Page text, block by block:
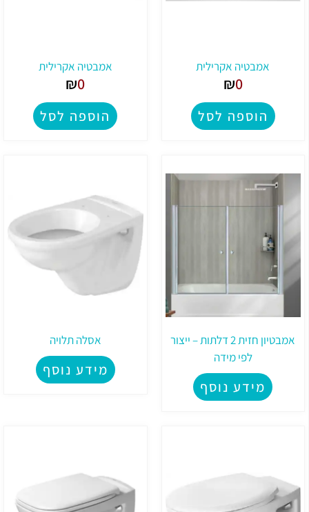
אמבטיה אקרילית
₪0
הוספה לסל
אמבטיה אקרילית
₪0
הוספה לסל
אמבטיון חזית 2 דלתות – ייצור
לפי מידה
מידע נוסף
אסלה תלויה
מידע נוסף